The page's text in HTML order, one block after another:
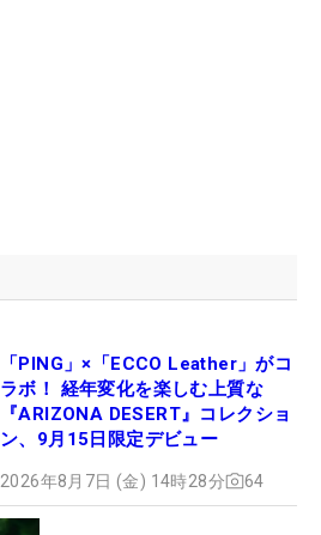
「PING」×「ECCO Leather」がコ
ラボ！ 経年変化を楽しむ上質な
『ARIZONA DESERT』コレクショ
ン、9月15日限定デビュー
2026年8月7日 (金) 14時28分 64